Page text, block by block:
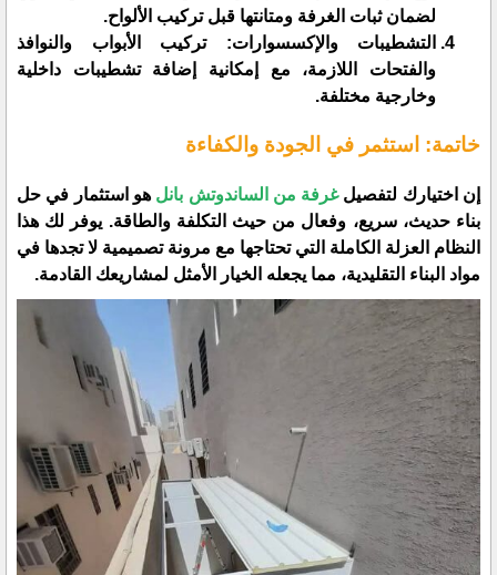
لضمان ثبات الغرفة ومتانتها قبل تركيب الألواح.
​التشطيبات والإكسسوارات: تركيب الأبواب والنوافذ
والفتحات اللازمة، مع إمكانية إضافة تشطيبات داخلية
وخارجية مختلفة.
​خاتمة: استثمر في الجودة والكفاءة
​إن اختيارك لتفصيلغرفة من الساندوتش بانلهو استثمار في حل
بناء حديث، سريع، وفعال من حيث التكلفة والطاقة. يوفر لك هذا
النظام العزلة الكاملة التي تحتاجها مع مرونة تصميمية لا تجدها في
مواد البناء التقليدية، مما يجعله الخيار الأمثل لمشاريعك القادمة.